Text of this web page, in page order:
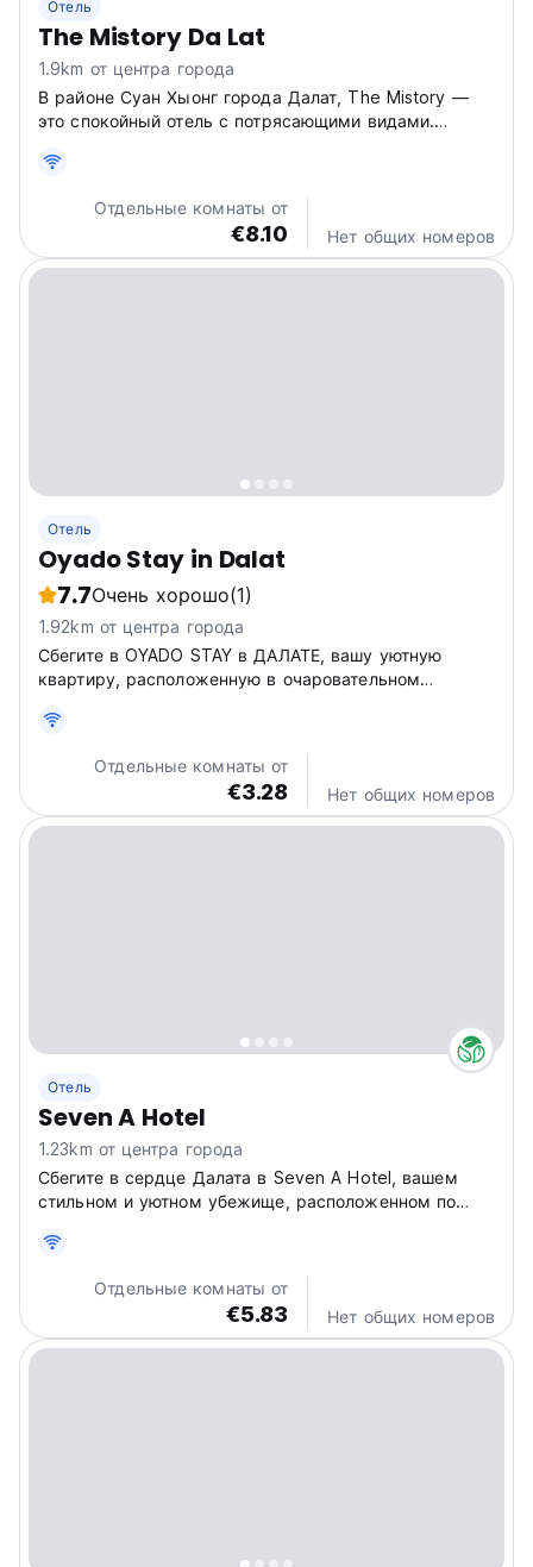
Отель
The Mistory Da Lat
1.9km от центра города
В районе Суан Хыонг города Далат, The Mistory —
это спокойный отель с потрясающими видами.
путешественников, это один из лучших отелей в
Далате, вьетнамском «Городе вечной весны». (Auto-
translated from original language)
Отдельные комнаты от
€8.10 Нет общих номеров
Отель
Oyado Stay in Dalat
7.7Очень хорошо(1)
1.92km от центра города
Сбегите в OYADO STAY в ДАЛАТЕ, вашу уютную
квартиру, расположенную в очаровательном
яркую культуру Далата, остановившись в этом
идеальном месте. Представьте, как вы
просыпаетесь в прохладном горном воздухе и
Отдельные комнаты от
€3.28 Нет общих номеров
Отель
Seven A Hotel
1.23km от центра города
Сбегите в сердце Далата в Seven A Hotel, вашем
стильном и уютном убежище, расположенном по
яркую атмосферу, где современный комфорт
сочетается с вьетнамским шармом. Наш отель —
идеальная отправная точка для знакомства...
Отдельные комнаты от
€5.83 Нет общих номеров